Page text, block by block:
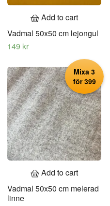
Add to cart
Vadmal 50x50 cm lejongul
149 kr
Mixa 3
för 399
Add to cart
Vadmal 50x50 cm melerad
linne